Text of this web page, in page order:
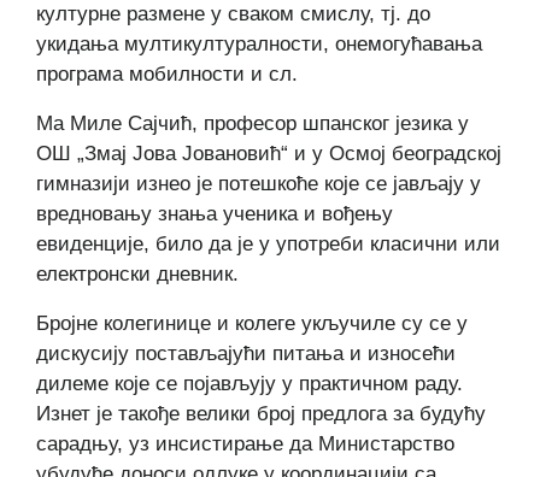
културне размене у сваком смислу, тј. до
укидања мултикултуралности, онемогућавања
програма мобилности и сл.
Ма Миле Сајчић, професор шпанског језика у
ОШ „Змај Јова Јовановић“ и у Осмој београдској
гимназији изнео је потешкоће које се јављају у
вредновању знања ученика и вођењу
евиденције, било да је у употреби класични или
електронски дневник.
Бројне колегинице и колеге укључиле су се у
дискусију постављајући питања и износећи
дилеме које се појављују у практичном раду.
Изнет је такође велики број предлога за будућу
сарадњу, уз инсистирање да Министарство